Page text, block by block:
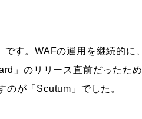
す。WAFの運用を継続的に、
」のリリース直前だったため
のが「Scutum」でした。